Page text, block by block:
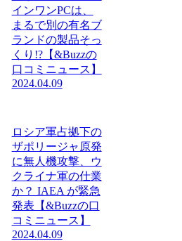
インワンPCは、
まるで別の有名ブ
ランドの製品そっ
くり!?【&Buzzの
口コミニュース】
2024.04.09
ロシア軍占拠下の
ザポリージャ原発
に無人機攻撃、ウ
クライナ軍の仕業
か？ IAEA が緊急
発表【&Buzzの口
コミニュース】
2024.04.09